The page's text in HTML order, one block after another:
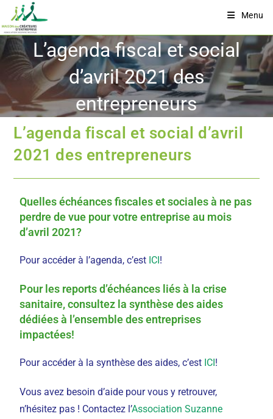
Menu
L’agenda fiscal et social
d’avril 2021 des
entrepreneurs
L’agenda fiscal et social d’avril
2021 des entrepreneurs
Quelles échéances fiscales et sociales à ne pas
perdre de vue pour votre entreprise au mois
d’avril 2021?
Pour accéder à l’agenda, c’est ICI!
Pour les reports d’échéances liés à la crise
sanitaire, consultez la synthèse des aides
dédiées à l’ensemble des entreprises
impactées!
Pour accéder à la synthèse des aides, c’est ICI!
Vous avez besoin d’aide pour vous y retrouver,
n’hésitez pas ! Contactez l’Association Suzanne